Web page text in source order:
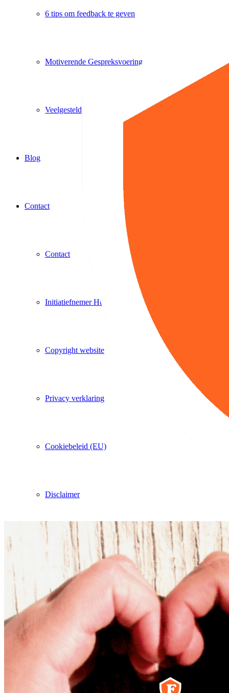
6 tips om feedback te geven
Motiverende Gespreksvoering
Veelgestelde vragen
Blog
Contact
Contact
Initiatiefnemer Huub van Dommelen
Copyright website
Privacy verklaring
Cookiebeleid (EU)
Disclaimer
Zoek
Menu